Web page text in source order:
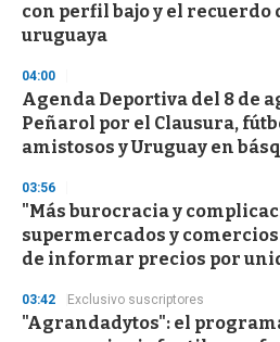
con perfil bajo y el recuerdo
uruguaya
04:00
Agenda Deportiva del 8 de
Peñarol por el Clausura,
amistosos y Uruguay en
03:56
"Más burocracia y
supermercados y
de informar precios por
03:42 Exclusivo suscriptores
"Agrandadytos": el